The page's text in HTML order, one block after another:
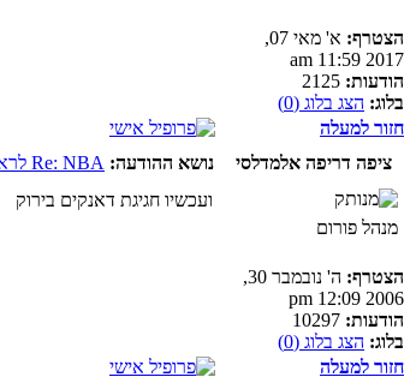
הצטרף:
א' מאי 07,
2017 11:59 am
הודעות:
בלוג: הצג בלוג (0)
חזור למעלה
ציפה דריפה אלמדלסי
נושא ההודעה: Re: NBA לראשון
מנהל פורום
הצטרף:
ה' נובמבר 30,
2006 12:09 pm
הודעות:
בלוג: הצג בלוג (0)
ועכשיו חגיגת דאנקים בירוק
חזור למעלה